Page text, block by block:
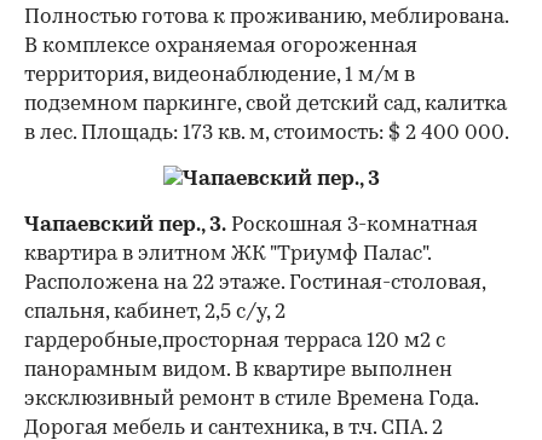
Полностью готова к проживанию, меблирована.
В комплексе охраняемая огороженная
территория, видеонаблюдение, 1 м/м в
подземном паркинге, свой детский сад, калитка
в лес. Площадь: 173 кв. м, стоимость: $ 2 400 000.
Чапаевский пер., 3. Роскошная 3-комнатная
квартира в элитном ЖК "Триумф Палас".
Расположена на 22 этаже. Гостиная-столовая,
спальня, кабинет, 2,5 с/у, 2
гардеробные,просторная терраса 120 м2 с
панорамным видом. В квартире выполнен
эксклюзивный ремонт в стиле Времена Года.
Дорогая мебель и сантехника, в т.ч. СПА. 2